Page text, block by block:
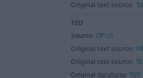
Original text source:
TED
Source: OPUS
Original text source:
Original text source:
Original database: